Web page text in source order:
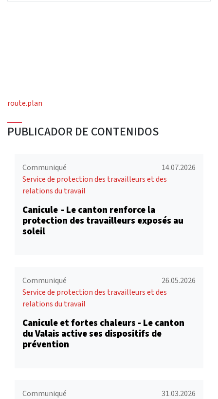
route.plan
PUBLICADOR DE CONTENIDOS
Communiqué
14.07.2026
Service de protection des travailleurs et des
relations du travail
Canicule - Le canton renforce la
protection des travailleurs exposés au
soleil
Communiqué
26.05.2026
Service de protection des travailleurs et des
relations du travail
Canicule et fortes chaleurs - Le canton
du Valais active ses dispositifs de
prévention
Communiqué
31.03.2026